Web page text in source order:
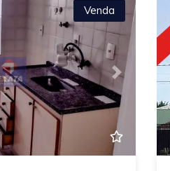
Next
Venda